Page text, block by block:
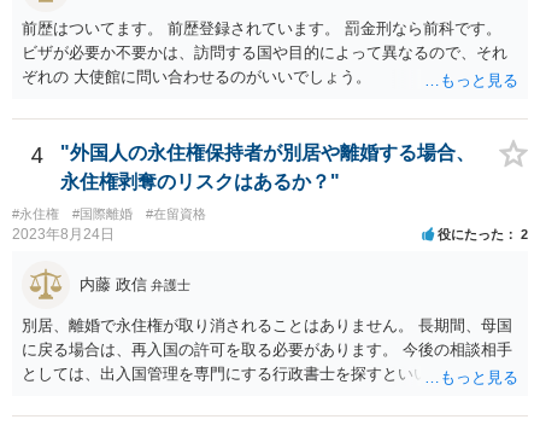
前歴はついてます。 前歴登録されています。 罰金刑なら前科です。
ビザが必要か不要かは、訪問する国や目的によって異なるので、それ
ぞれの 大使館に問い合わせるのがいいでしょう。
4
"外国人の永住権保持者が別居や離婚する場合、
永住権剥奪のリスクはあるか？"
#永住権 #国際離婚 #在留資格
2023年8月24日 役にたった 2
内藤 政信 弁護士
別居、離婚で永住権が取り消されることはありません。 長期間、母国
に戻る場合は、再入国の許可を取る必要があります。 今後の相談相手
としては、出入国管理を専門にする行政書士を探すといいでしょう。